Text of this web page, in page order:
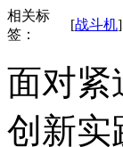
相关标
签：
[战斗机
面对紧
创新实